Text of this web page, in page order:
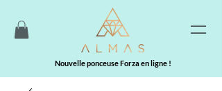
Nouvelle ponceuse Forza en ligne !